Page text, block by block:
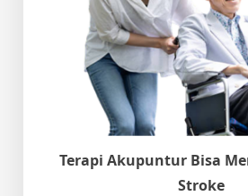
Terapi Akupuntur Bisa
Stroke